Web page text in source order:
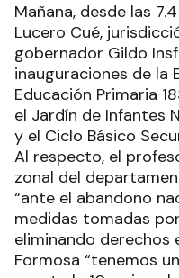
Mañana, desde las
Lucero Cué,
gobernador Gildo
inauguraciones de la
Educación Primaria
el Jardín de Infantes
y el Ciclo Básico
Al respecto, el
zonal del
“ante el abandono
medidas tomadas
eliminando derechos
Formosa “tenemos